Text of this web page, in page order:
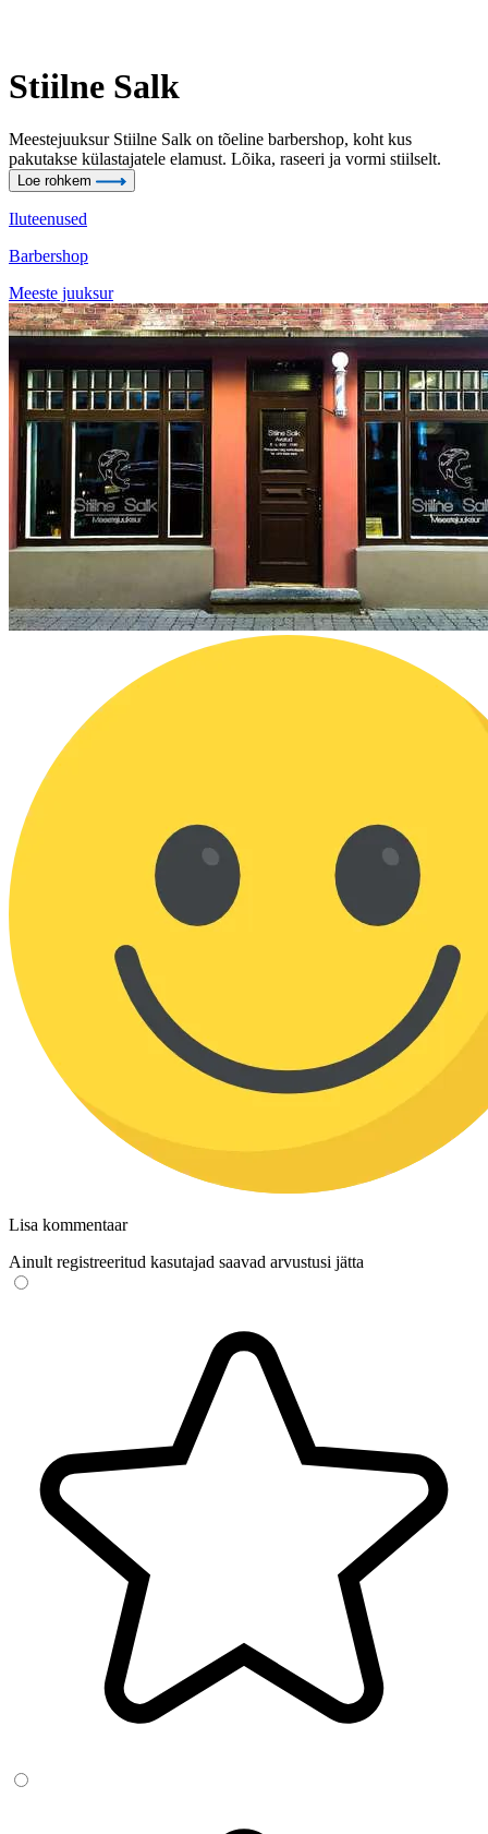
Stiilne Salk
Meestejuuksur Stiilne Salk on tõeline barbershop, koht kus
pakutakse külastajatele elamust. Lõika, raseeri ja vormi stiilselt.
Loe rohkem
Iluteenused
Barbershop
Meeste juuksur
Lisa kommentaar
Ainult registreeritud kasutajad saavad arvustusi jätta